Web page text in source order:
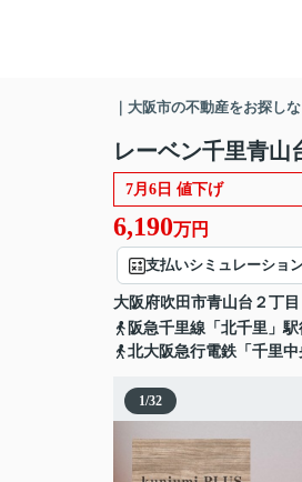
｜大阪市の不動産をお探し
レーベン千里青
7月6日 値下げ
6,190万円
支払いシミュレーショ
大阪府吹田市青山台 ２丁目
阪急千里線「北千里」駅
北大阪急行電鉄「千里
1/32